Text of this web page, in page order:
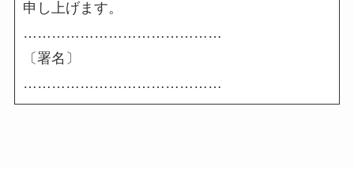
申し上げます。
……………………………………
〔署名〕
……………………………………